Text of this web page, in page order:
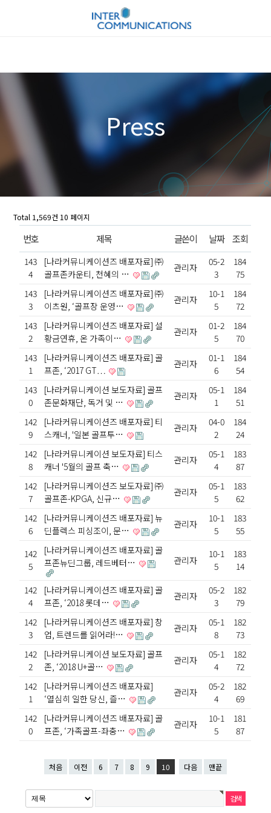
Press
Total 1,569건 10 페이지
번호 제목 글쓴이 날짜 조회
143
4
[나라커뮤니케이션즈 배포자료] ㈜
골프존카운티, 천혜의 …
관리자
05-2
3
184
75
143
3
[나라커뮤니케이션즈 배포자료] ㈜
이츠원, ‘골프장 운영…
관리자
10-1
5
184
72
143
2
[나라커뮤니케이션즈 배포자료] 설
황금연휴, 온 가족이…
관리자
01-2
5
184
70
143
1
[나라커뮤니케이션즈 배포자료] 골
프존, ‘2017 GT…
관리자
01-1
6
184
54
143
0
[나라커뮤니케이션 보도자료] 골프
존문화재단, 독거 및 …
관리자
05-1
1
184
51
142
9
[나라커뮤니케이션즈 배포자료] 티
스캐너, '일본 골프투…
관리자
04-0
2
184
24
142
8
[나라커뮤니케이션 보도자료] 티스
캐너 '5월의 골프 축…
관리자
05-1
4
183
87
142
7
[나라커뮤니케이션즈 보도자료] ㈜
골프존-KPGA, 신규…
관리자
05-1
5
183
62
142
6
[나라커뮤니케이션즈 배포자료] 뉴
딘플렉스 피싱조이, 문…
관리자
10-1
5
183
55
142
5
[나라커뮤니케이션즈 배포자료] 골
프존뉴딘그룹, 레드베터…
관리자
10-1
5
183
14
142
4
[나라커뮤니케이션즈 배포자료] 골
프존, ‘2018 롯데…
관리자
05-2
3
182
79
142
3
[나라커뮤니케이션즈 배포자료] 창
업, 트렌드를 읽어라!…
관리자
05-1
8
182
73
142
2
[나라커뮤니케이션 보도자료] 골프
존, ‘2018 U+골…
관리자
05-1
4
182
72
142
1
[나라커뮤니케이션즈 배포자료]
‘열심히 일한 당신, 즐…
관리자
05-2
4
182
69
142
0
[나라커뮤니케이션즈 배포자료] 골
프존, ‘가족골프-좌충…
관리자
10-1
5
181
87
처음 이전 6 7 8 9 10 다음 맨끝